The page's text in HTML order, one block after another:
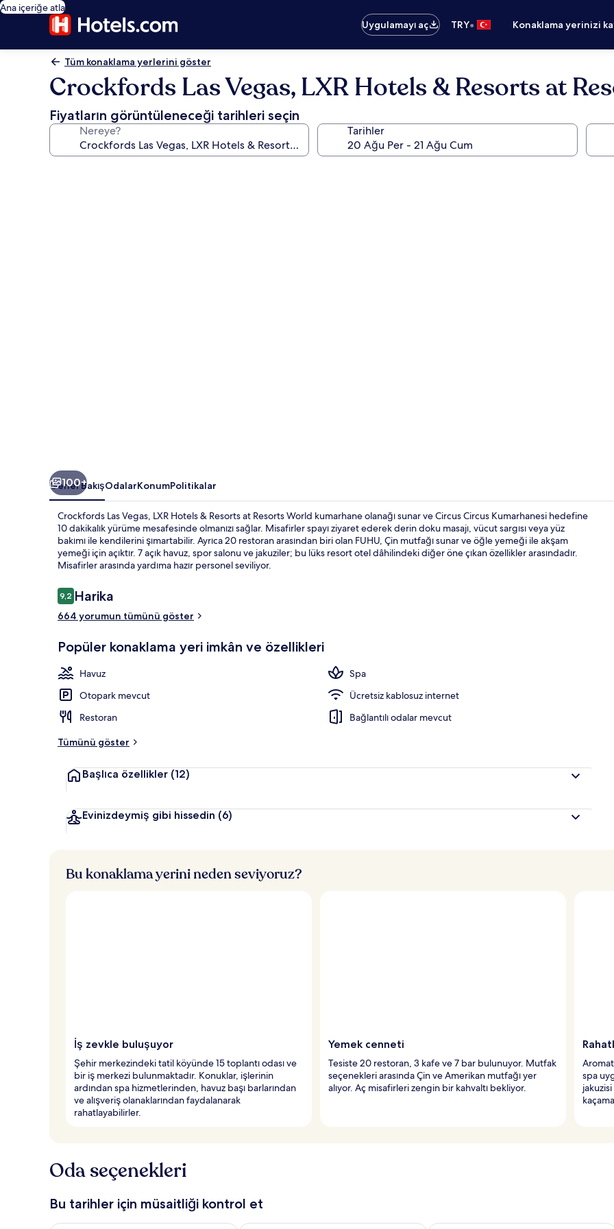
Ana içeriğe atla
Uygulamayı aç
TRY• Konaklama yerinizi
Tüm konaklama yerlerini göster
Crockfords Las Vegas, LXR Hotels & Resorts at
Fiyatların görüntüleneceği tarihleri seçin
Nereye? Tarihler
Kablolu TV
100+
Genel BakışOdalarKonumPolitikalar
Crockfords Las Vegas, LXR Hotels & Resorts at Resorts World kumarhane olanağı sunar ve Circus Circus Kumarhanesi hedefine
10 dakikalık yürüme mesafesinde olmanızı sağlar. Misafirler spayı ziyaret ederek derin doku masajı, vücut sargısı veya yüz
bakımı ile kendilerini şımartabilir. Ayrıca 20 restoran arasından biri olan FUHU, Çin mutfağı sunar ve öğle yemeği ile akşam
yemeği için açıktır. 7 açık havuz, spor salonu ve jakuziler; bu lüks resort otel dâhilindeki diğer öne çıkan özellikler arasındadır.
Misafirler arasında yardıma hazır personel seviliyor.
Yorumlar
9,29,2/10
Harika
664 yorumun tümünü göster
Popüler konaklama yeri imkân ve özellikleri
Havuz
Spa
Otopark mevcut
Ücretsiz kablosuz internet
Restoran
Bağlantılı odalar mevcut
Tümünü göster
Başlıca özellikler (12)
Evinizdeymiş gibi hissedin (6)
Bu konaklama yerini neden seviyoruz?
İş zevkle buluşuyor
Şehir merkezindeki tatil köyünde 15 toplantı odası ve
bir iş merkezi bulunmaktadır. Konuklar, işlerinin
ardından spa hizmetlerinden, havuz başı barlarından
ve alışveriş olanaklarından faydalanarak
rahatlayabilirler.
Yemek cenneti
Tesiste 20 restoran, 3 kafe ve 7 bar bulunuyor. Mutfak
seçenekleri arasında Çin ve Amerikan mutfağı yer
alıyor. Aç misafirleri zengin bir kahvaltı bekliyor.
spa
Oda seçenekleri
Bu tarihler için müsaitliği kontrol et